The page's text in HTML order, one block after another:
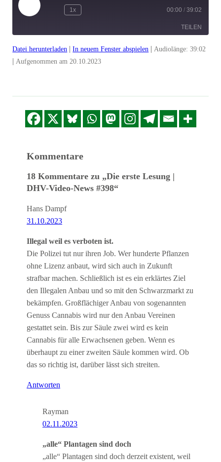
Play
Episode
1x 00:00 / 39:02
TEILEN
Datei herunterladen |In neuem Fenster abspielen |Audiolänge: 39:02
|Aufgenommen am 20.10.2023
Kommentare
18 Kommentare zu „Die erste Lesung |
DHV-Video-News #398“
Hans Dampf
31.10.2023
Illegal weil es verboten ist.
Die Polizei tut nur ihren Job. Wer hunderte Pflanzen
ohne Lizenz anbaut, wird sich auch in Zukunft
strafbar machen. Schließlich ist es ein erklärtes Ziel
den Illegalen Anbau und so mit den Schwarzmarkt zu
bekämpfen. Großflächiger Anbau von sogenannten
Genuss Cannabis wird nur den Anbau Vereinen
gestattet sein. Bis zur Säule zwei wird es kein
Cannabis für alle Erwachsenen geben. Wenn es
überhaupt zu einer zweiten Säule kommen wird. Ob
das so richtig ist, darüber lässt sich streiten.
Antworten
Rayman
02.11.2023
„alle“ Plantagen sind doch
„alle“ Plantagen sind doch derzeit existent, weil